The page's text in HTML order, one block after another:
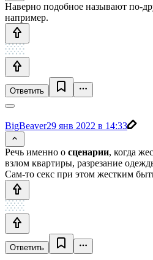
Наверно подобное называют по-
например.
Ответить
BigBeaver29 янв 2022 в 14:33
Речь именно о сценарии, когда
взлом квартиры, разрезание
Сам-то секс при этом жестким
Ответить